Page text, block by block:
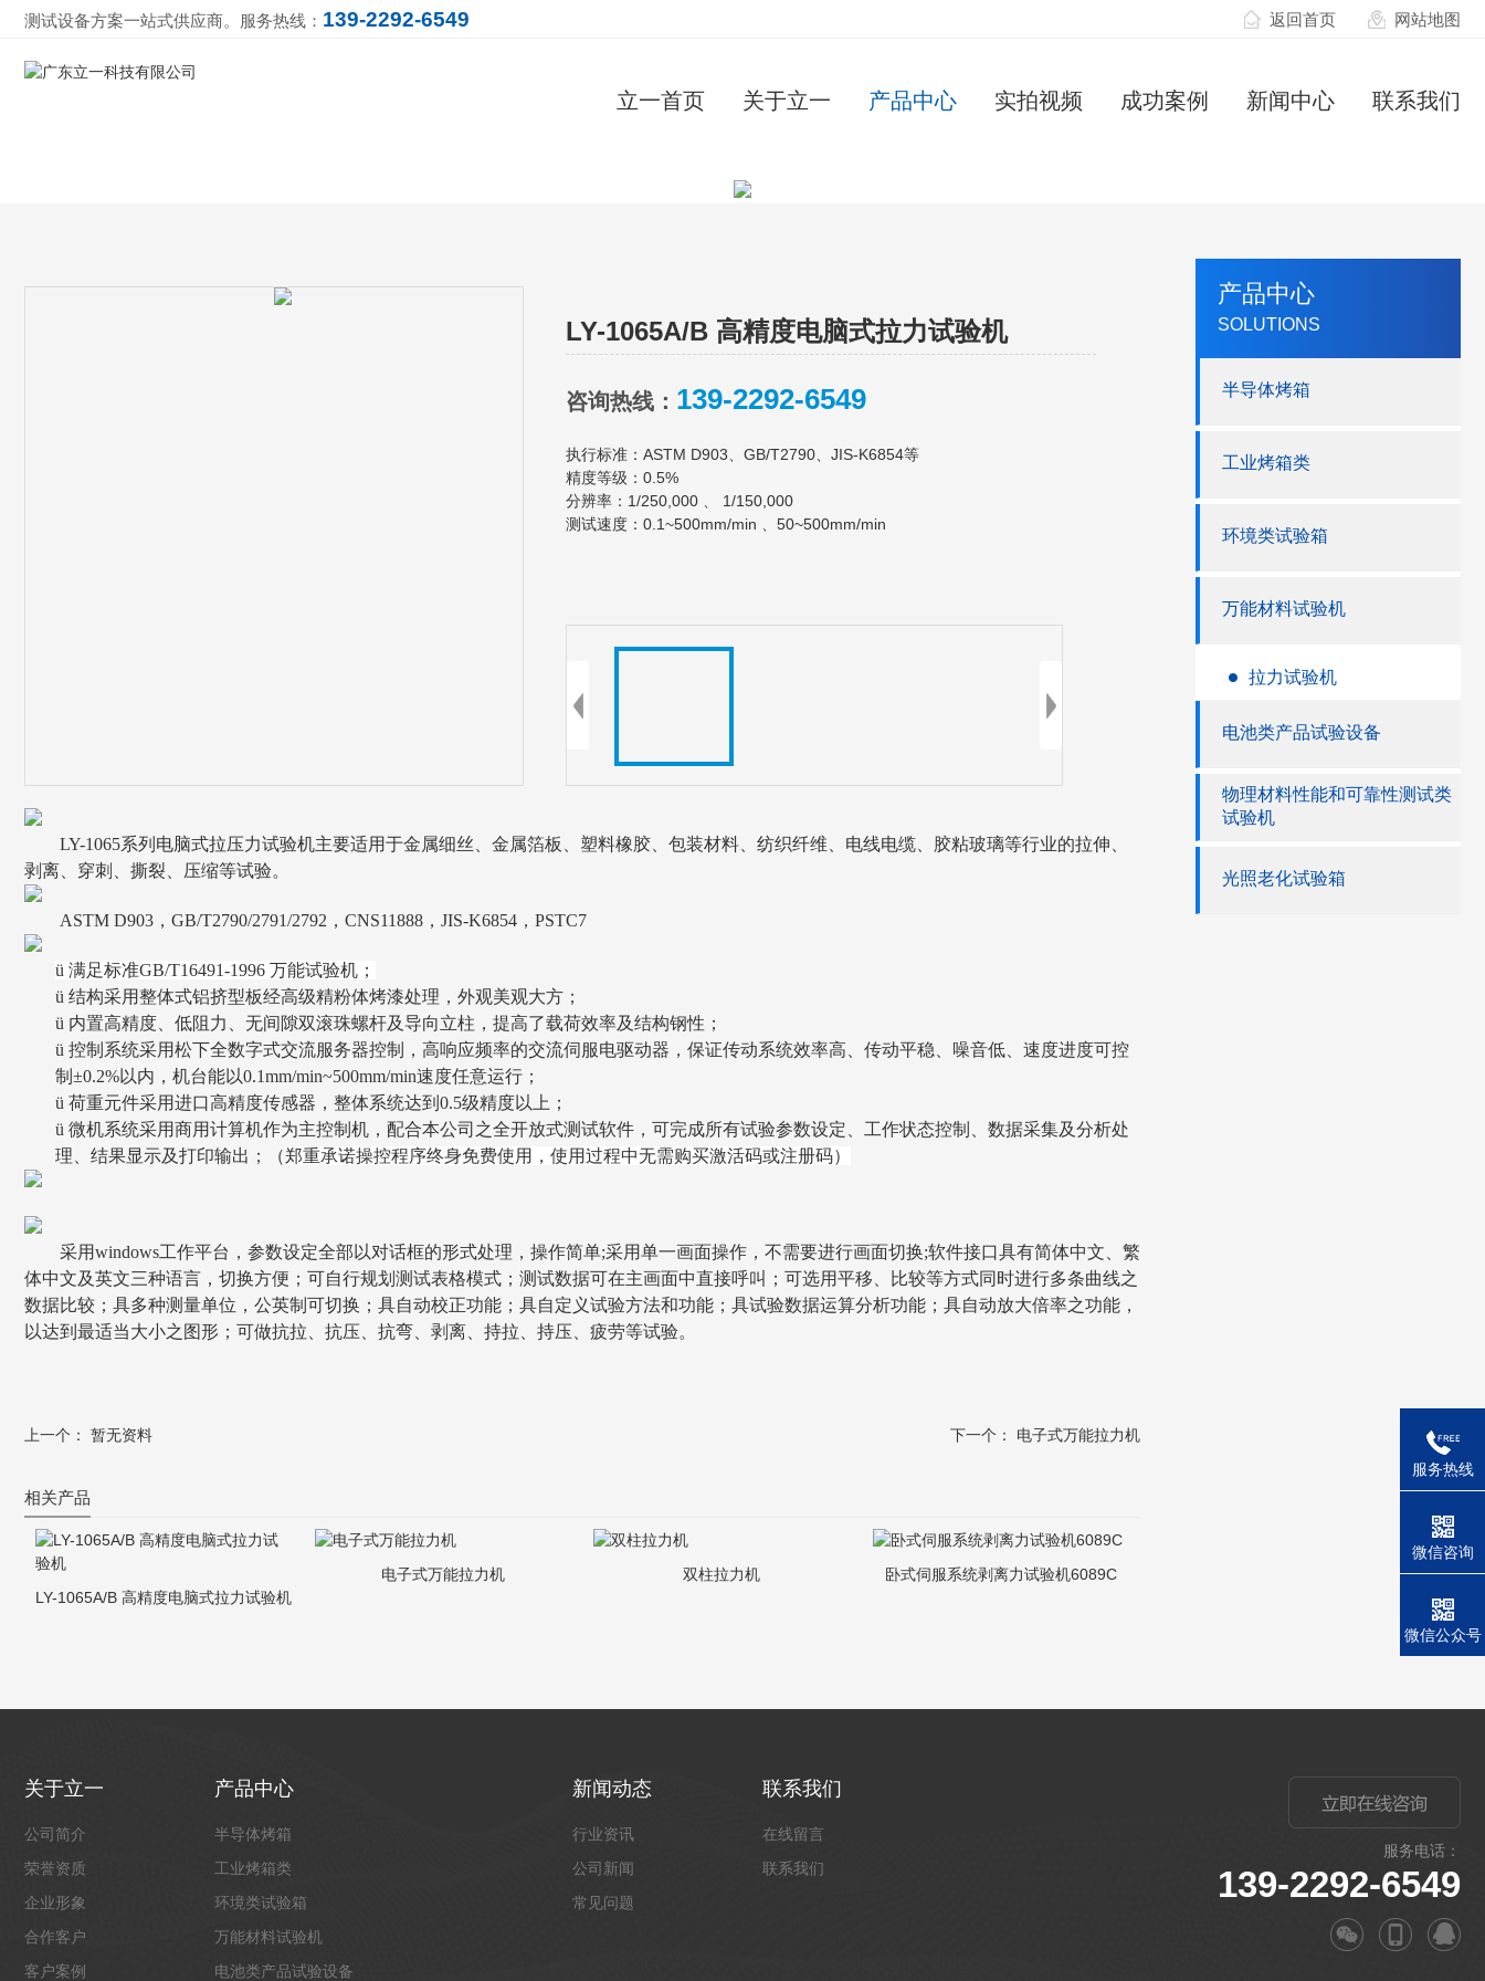
测试设备方案一站式供应商。服务热线： 139-2292-6549 返回首页 网站地图
立一首页 关于立一 产品中心 实拍视频 成功案例 新闻中心 联系我们
产品中心
SOLUTIONS
半导体烤箱
工业烤箱类
环境类试验箱
万能材料试验机
拉力试验机
电池类产品试验设备
物理材料性能和可靠性测试类
试验机
光照老化试验箱
LY-1065A/B 高精度电脑式拉力试验机
咨询热线： 139-2292-6549
执行标准：ASTM D903、GB/T2790、JIS-K6854等
精度等级：0.5%
分辨率：1/250,000 、 1/150,000
测试速度：0.1~500mm/min 、50~500mm/min
LY-1065系列电脑式拉压力试验机主要适用于金属细丝、金属箔板、塑料橡胶、包装材料、纺织纤维、电线电缆、胶粘玻璃等行业的拉伸、
剥离、穿刺、撕裂、压缩等试验。
ASTM D903，GB/T2790/2791/2792，CNS11888，JIS-K6854，PSTC7
ü 满足标准GB/T16491-1996 万能试验机；
ü 结构采用整体式铝挤型板经高级精粉体烤漆处理，外观美观大方；
ü 内置高精度、低阻力、无间隙双滚珠螺杆及导向立柱，提高了载荷效率及结构钢性；
ü 控制系统采用松下全数字式交流服务器控制，高响应频率的交流伺服电驱动器，保证传动系统效率高、传动平稳、噪音低、速度进度可控
制±0.2%以内， 机台能以0.1mm/min~500mm/min速度任意运行；
ü 荷重元件采用进口高精度传感器，整体系统达到0.5级精度以上；
ü 微机系统采用商用计算机作为主控制机，配合本公司之全开放式测试软件，可完成所有试验参数设定、工作状态控制、数据采集及分析处
理、结果显示及打印输出；（郑重承诺操控程序终身免费使用，使用过程中无需购买激活码或注册码）
采用windows工作平台，参数设定全部以对话框的形式处理，操作简单;采用单一画面操作，不需要进行画面切换;软件接口具有简体中文、繁
体中文及英文三种语言，切换方便；可自行规划测试表格模式；测试数据可在主画面中直接呼叫；可选用平移、比较等方式同时进行多条曲线之
数据比较；具多种测量单位，公英制可切换；具自动校正功能；具自定义试验方法和功能；具试验数据运算分析功能；具自动放大倍率之功能，
以达到最适当大小之图形；可做抗拉、抗压、抗弯、剥离、持拉、持压、疲劳等试验。
上一个： 暂无资料 下一个： 电子式万能拉力机
相关产品
LY-1065A/B 高精度电脑式拉力试验机
电子式万能拉力机 双柱拉力机 卧式伺服系统剥离力试验机6089C
服务电话：
139-2292-6549
关于立一
公司简介
荣誉资质
企业形象
合作客户
客户案例
产品中心
半导体烤箱
工业烤箱类
环境类试验箱
万能材料试验机
电池类产品试验设备
新闻动态
行业资讯
公司新闻
常见问题
联系我们
在线留言
联系我们
服务热线
微信咨询
微信公众号